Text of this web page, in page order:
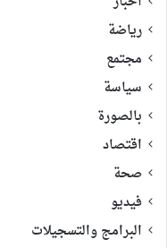
رياضة
مجتمع
سياسة
بالصورة
اقتصاد
صحة
فيديو
البرامج والتسجيلات